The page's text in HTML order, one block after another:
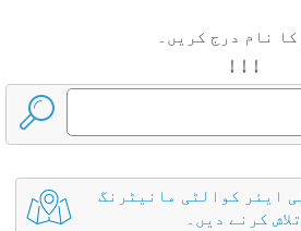
نام درج کریں۔
↓ ↓ ↓
ایئر کوالٹی مانیٹرنگ
کرنے دیں۔